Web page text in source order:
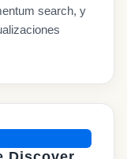
search, y